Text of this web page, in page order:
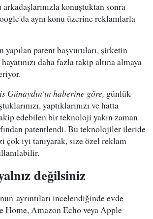
konuştuktan sonra
aynı konu üzerine reklamlarla
yapılan patent başvuruları, şirketin
daha fazla takip altına almaya
Günaydın'ın haberine göre, günlük
yaptıklarınızı ve hatta
edebilen bir teknoloji yakın zaman
patentlendi. Bu teknolojiler ileride
çok iyi tanıyarak, size özel reklam
değilsiniz
ayrıntıları incelendiğinde evde
Home, Amazon Echo veya Apple